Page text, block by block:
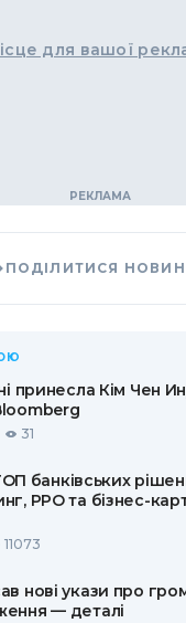
для вашої
ПОДІЛИТИСЯ
принесла Кім Чен
31
банківських
РРО та бізнес-
11073
нові укази про
— деталі